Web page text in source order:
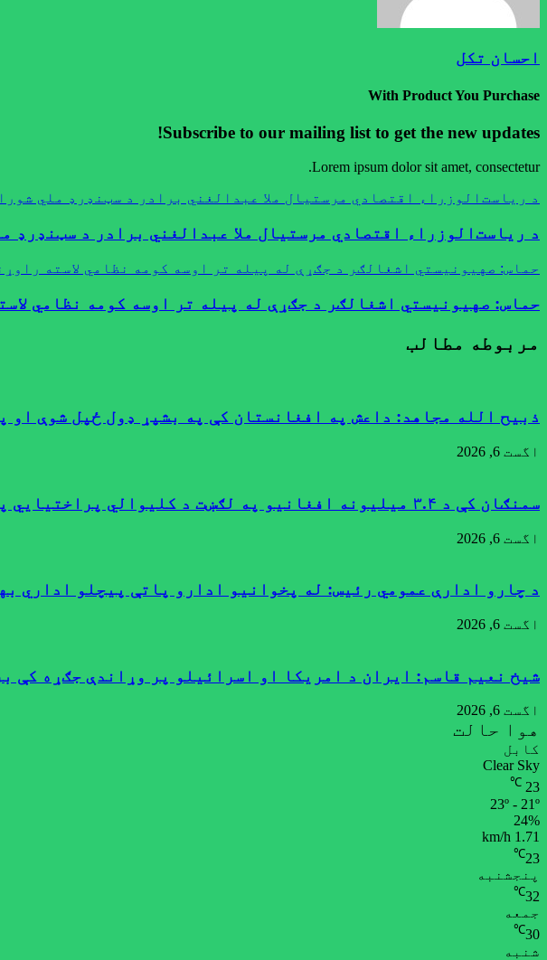
احسان تکل
With Product You Purchase
Subscribe to our mailing list to get the new updates!
Lorem ipsum dolor sit amet, consectetur.
د ریاست‌الوزراء اقتصادي مرستیال ملا عبدالغني برادر د سټنډرډ ملي
د ریاست‌الوزراء اقتصادي مرستیال ملا عبدالغني برادر د سټنډرډ
حماس: صهیونیستي اشغالګر د جګړې له پیله تر اوسه کومه نظامي لاسته
حماس: صهیونیستي اشغالګر د جګړې له پیله تر اوسه کومه نظامي
مربوطه مطالب
ذبیح الله مجاهد: داعش په افغانستان کې په بشپړ ډول ځپل شوې او
اگست 6, 2026
سمنګان کې د ۳.۴ میلیونه افغانیو په لګښت د کلیوالي پراختیايي پروژو چارې پیل شوې
اگست 6, 2026
د چارو ادارې عمومي رئیس: له پخوانیو ادارو پاتې پيچلو اداري
اگست 6, 2026
شیخ نعیم قاسم: ایران د امریکا او اسرائیلو پر وړاندې جګړه کې
اگست 6, 2026
هوا حالت
کابل
Clear Sky
23
℃
23º - 21º
24%
1.71 km/h
23
℃
پنجشنبه
32
℃
جمعه
30
℃
شنبه